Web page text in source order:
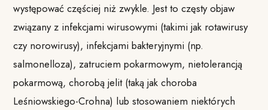
występować częściej niż zwykle. Jest to częsty objaw
związany z infekcjami wirusowymi (takimi jak rotawirusy
czy norowirusy), infekcjami bakteryjnymi (np.
salmonelloza), zatruciem pokarmowym, nietolerancją
pokarmową, chorobą jelit (taką jak choroba
Leśniowskiego-Crohna) lub stosowaniem niektórych